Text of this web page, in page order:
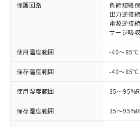
保護回路
負荷短絡
出力逆接
電源逆接
サージ吸収
使用温度範囲 -40～85℃
保存温度範囲 -40～85℃
使用湿度範囲 35～
保存湿度範囲 35～
ご利用条件
以下の条件をお読みいただき
ご利用ください。
※1 対応状況
対応済み：EU RoHS指令
非含有に対応した製品が提供
す。
対応予定：EU RoHS指令（
有に対応した製品に切り替え
対応予定なし：EU RoHS指
非含有に非対応の商品で、対
定はありません。
調査・確認中：EU RoHS指